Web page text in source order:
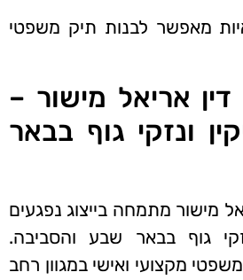
מאפשר לבנות תיק משפטי
אריאל מישור –
ונזקי גוף בבאר
מישור מתמחה בייצוג נפגעים
גוף בבאר שבע והסביבה.
מקצועי ואישי במגוון רחב